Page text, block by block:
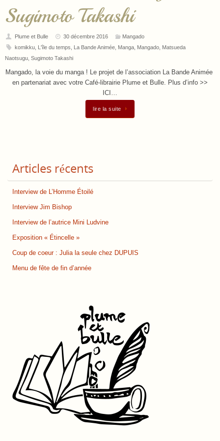
Sugimoto Takashi
Plume et Bulle 30 décembre 2016
Mangado
komikku, L'île du temps La Bande Animée, Manga, Mangado, Matsueda
Naotsugu Sugimoto Takashi
Mangado, la voie du manga ! Le projet de l’association La Bande Animée
en partenariat avec votre Café-librairie Plume et Bulle. Plus d’info >>
ICI…
lire la suite
Articles récents
Interview de L’Homme Étoilé
Interview Jim Bishop
Interview de l’autrice Mini Ludvine
Exposition « Étincelle »
Coup de coeur : Julia la seule chez DUPUIS
Menu de fête de fin d’année